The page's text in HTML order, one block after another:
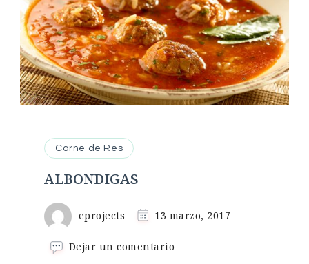
Carne de Res
ALBONDIGAS
eprojects 13 marzo, 2017
Dejar un comentario